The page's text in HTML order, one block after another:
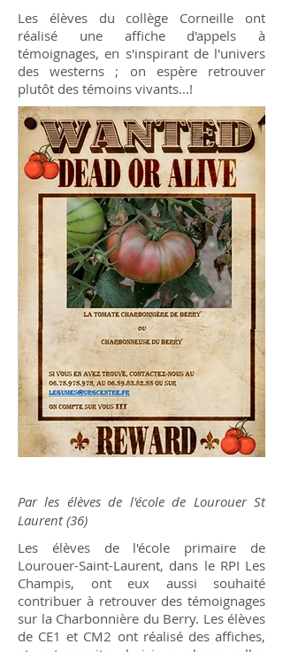
Les élèves du collège Corneille ont
réalisé une affiche d'appels à
témoignages, en s'inspirant de l'univers
des westerns ; on espère retrouver
plutôt des témoins vivants...!
Par les élèves de l'école de Lourouer St
Laurent (36)
Les élèves de l'école primaire de
Lourouer-Saint-Laurent, dans le RPI Les
Champis, ont eux aussi souhaité
contribuer à retrouver des témoignages
sur la Charbonnière du Berry. Les élèves
de CE1 et CM2 ont réalisé des affiches,